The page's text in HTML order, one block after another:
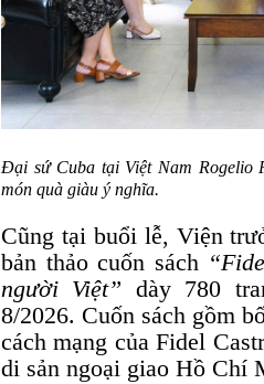
Đại sứ Cuba tại Việt Nam Rogelio
món quà giàu ý nghĩa.
Cũng tại buổi lễ, Viện
bản thảo cuốn sách
người Việt” dày 780
8/2026. Cuốn sách gồm
cách mạng của Fidel
di sản ngoại giao Hồ Chí